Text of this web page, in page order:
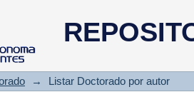
por autor
→ Listar Doctorado por autor